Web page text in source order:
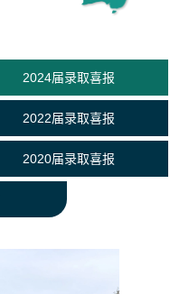
2024届录取喜报
2022届录取喜报
2020届录取喜报